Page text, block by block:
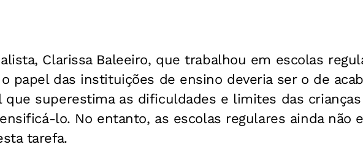
Clarissa Baleeiro, que trabalhou em escolas
papel das instituições de ensino deveria ser o de
que superestima as dificuldades e limites das crianças
lo. No entanto, as escolas regulares ainda não
tarefa.